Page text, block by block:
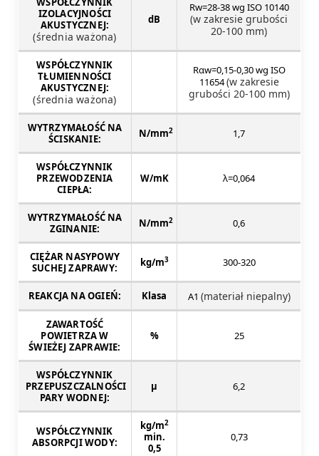
IZOLACYJNOŚCI
AKUSTYCZNEJ:
(średnia ważona)
dB
Rw=28-38 wg ISO 10140
(w zakresie grubości
20-100 mm)
WSPÓŁCZYNNIK
TŁUMIENNOŚCI
AKUSTYCZNEJ:
(średnia ważona)
Rαw=0,15-0,30 wg ISO
11654(w zakresie
grubości 20-100 mm)
WYTRZYMAŁOŚĆ NA
ŚCISKANIE:
N/mm2 1,7
WSPÓŁCZYNNIK
PRZEWODZENIA
CIEPŁA:
W/mK λ=0,064
WYTRZYMAŁOŚĆ NA
ZGINANIE:
N/mm2 0,6
CIĘŻAR NASYPOWY
SUCHEJ ZAPRAWY:
kg/m3 300-320
REAKCJA NA OGIEŃ: Klasa A1 (materiał niepalny)
ZAWARTOŚĆ
POWIETRZA W
ŚWIEŻEJ ZAPRAWIE:
% 25
WSPÓŁCZYNNIK
PRZEPUSZCZALNOŚCI
PARY WODNEJ:
μ 6,2
WSPÓŁCZYNNIK
ABSORPCJI WODY:
kg/m2
min.
0,5
0,73